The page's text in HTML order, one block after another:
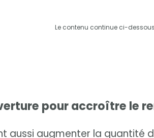
Le contenu continue ci-dessous
pour accroître le
aussi augmenter la quantité